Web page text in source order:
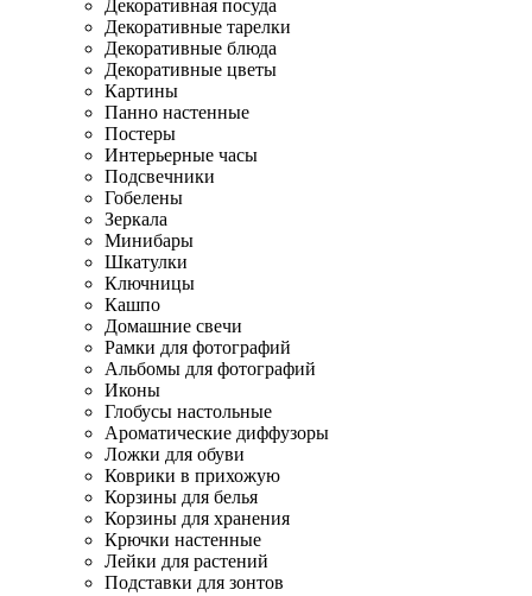
Декоративная посуда
Декоративные тарелки
Декоративные блюда
Декоративные цветы
Картины
Панно настенные
Постеры
Интерьерные часы
Подсвечники
Гобелены
Зеркала
Минибары
Шкатулки
Ключницы
Кашпо
Домашние свечи
Рамки для фотографий
Альбомы для фотографий
Иконы
Глобусы настольные
Ароматические диффузоры
Ложки для обуви
Коврики в прихожую
Корзины для белья
Корзины для хранения
Крючки настенные
Лейки для растений
Подставки для зонтов